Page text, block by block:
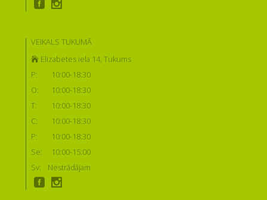
VEIKALS TUKUMĀ
Elizabetes iela 14, Tukums
P:
10:00-18:30
O:
10:00-18:30
T:
10:00-18:30
C:
10:00-18:30
P:
10:00-18:30
Se:
10:00-15:00
Sv:
Nestrādājam